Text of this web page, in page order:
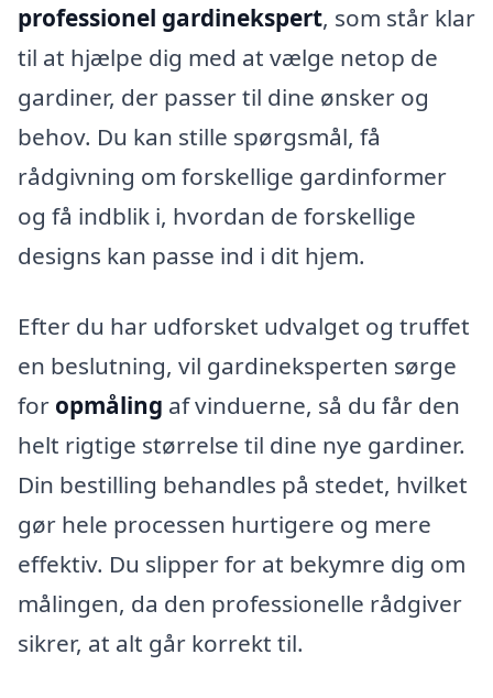
professionel gardinekspert, som står klar
til at hjælpe dig med at vælge netop de
gardiner, der passer til dine ønsker og
behov. Du kan stille spørgsmål, få
rådgivning om forskellige gardinformer
og få indblik i, hvordan de forskellige
designs kan passe ind i dit hjem.
Efter du har udforsket udvalget og truffet
en beslutning, vil gardineksperten sørge
for opmåling af vinduerne, så du får den
helt rigtige størrelse til dine nye gardiner.
Din bestilling behandles på stedet, hvilket
gør hele processen hurtigere og mere
effektiv. Du slipper for at bekymre dig om
målingen, da den professionelle rådgiver
sikrer, at alt går korrekt til.